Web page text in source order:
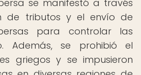
se manifestó a través
de tributos y el envío de
para controlar las
Además, se prohibió el
griegos y se impusieron